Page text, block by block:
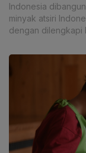
Indonesia
minyak atsiri
dengan dilengkapi